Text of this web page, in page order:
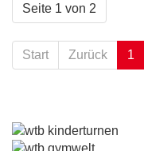
Seite 1 von 2
Start Zurück 1